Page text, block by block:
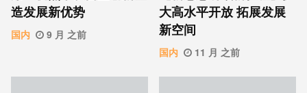
造发展新优势
国内 9 月 之前
大高水平开放 拓展发展
新空间
国内 11 月 之前